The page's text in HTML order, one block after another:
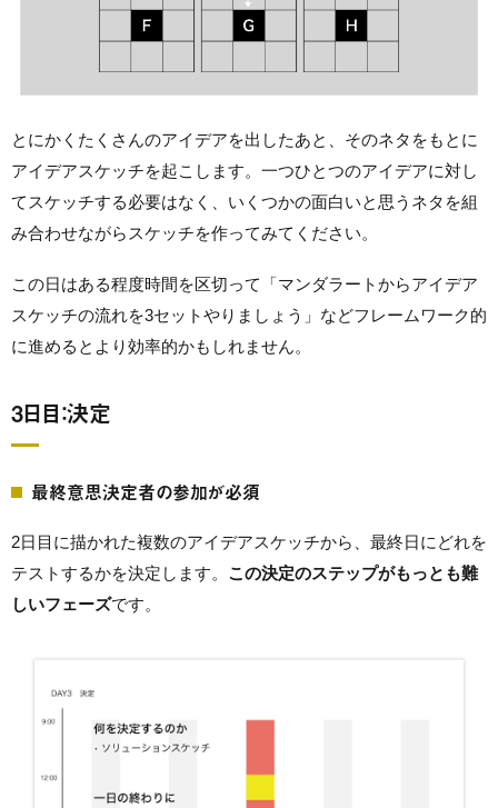
とにかくたくさんのアイデアを出したあと、そのネタをもとに
アイデアスケッチを起こします。一つひとつのアイデアに対し
てスケッチする必要はなく、いくつかの面白いと思うネタを組
み合わせながらスケッチを作ってみてください。
この日はある程度時間を区切って「マンダラートからアイデア
スケッチの流れを3セットやりましょう」などフレームワーク的
に進めるとより効率的かもしれません。
3日目：決定
最終意思決定者の参加が必須
2日目に描かれた複数のアイデアスケッチから、最終日にどれを
テストするかを決定します。 この決定のステップがもっとも難
しいフェーズです。